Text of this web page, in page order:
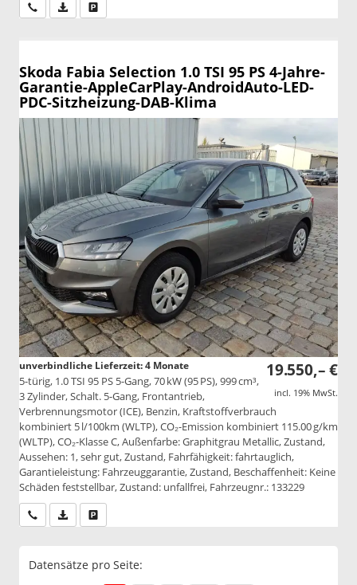
Wir rufen Sie anPDF-Datei, Fahrzeugexposé drucken
Skoda Fabia Selection 1.0 TSI 95 PS 4-Jahre-
Garantie-AppleCarPlay-AndroidAuto-LED-
PDC-Sitzheizung-DAB-Klima
19.550,– €
incl. 19% MwSt.
unverbindliche Lieferzeit:4 Monate
5-türig, 1.0 TSI 95 PS 5-Gang, 70 kW (95 PS), 999 cm³,
3 Zylinder, Schalt. 5-Gang, Frontantrieb,
Verbrennungsmotor (ICE), Benzin, Kraftstoffverbrauch
kombiniert 5 l/100km (WLTP), CO₂-Emission kombiniert 115.00 g/km
(WLTP), CO₂-Klasse C, Außenfarbe: Graphitgrau Metallic, Zustand,
Aussehen: 1, sehr gut, Zustand, Fahrfähigkeit: fahrtauglich,
Garantieleistung: Fahrzeuggarantie, Zustand, Beschaffenheit: Keine
Schäden feststellbar, Zustand: unfallfrei, Fahrzeugnr.: 133229
Wir rufen Sie anPDF-Datei, Fahrzeugexposé drucken
Datensätze pro Seite: